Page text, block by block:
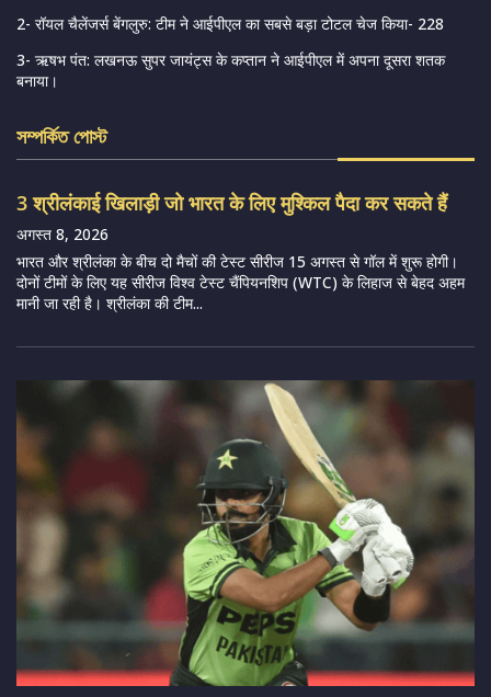
2- रॉयल चैलेंजर्स बेंगलुरु: टीम ने आईपीएल का सबसे बड़ा टोटल चेज किया- 228
3- ऋषभ पंत: लखनऊ सुपर जायंट्स के कप्तान ने आईपीएल में अपना दूसरा शतक
बनाया।
সম্পর্কিত পোস্ট
3 श्रीलंकाई खिलाड़ी जो भारत के लिए मुश्किल पैदा कर सकते हैं
अगस्त 8, 2026
भारत और श्रीलंका के बीच दो मैचों की टेस्ट सीरीज 15 अगस्त से गॉल में शुरू होगी।
दोनों टीमों के लिए यह सीरीज विश्व टेस्ट चैंपियनशिप (WTC) के लिहाज से बेहद अहम
मानी जा रही है। श्रीलंका की टीम...